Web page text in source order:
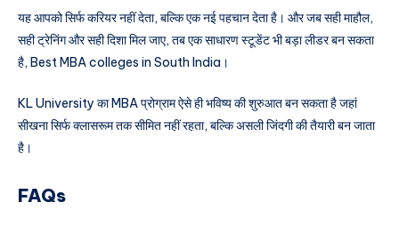
यह आपको सिर्फ करियर नहीं देता, बल्कि एक नई पहचान देता है। और जब सही माहौल,
सही ट्रेनिंग और सही दिशा मिल जाए, तब एक साधारण स्टूडेंट भी बड़ा लीडर बन सकता
है, Best MBA colleges in South India।
KL University का MBA प्रोग्राम ऐसे ही भविष्य की शुरुआत बन सकता है जहां
सीखना सिर्फ क्लासरूम तक सीमित नहीं रहता, बल्कि असली जिंदगी की तैयारी बन जाता
है।
FAQs